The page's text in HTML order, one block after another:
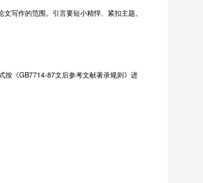
写作的范围。引言要短小精悍、紧扣主题。
按《GB7714-87文后参考文献著录规则》进